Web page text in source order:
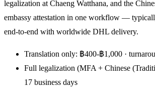
legalization at Chaeng Watthana, and the
embassy attestation in one workflow —
end-to-end with worldwide DHL delivery.
Translation only: ฿400-฿1,000 ·
Full legalization (MFA + Chinese
17 business days